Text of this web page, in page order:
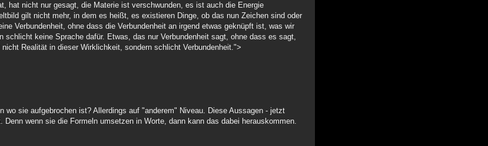
hat nicht nur gesagt, die Materie ist verschwunden, es ist auch die Energie
gilt nicht mehr, in dem es heißt, es existieren Dinge, ob das nun Zeichen sind oder
Verbundenheit, ohne dass die Verbundenheit an irgend etwas geknüpft ist, was wir
schlicht keine Sprache dafür. Etwas, das nur Verbundenheit sagt, ohne dass es sagt,
Realität in dieser Wirklichkeit, sondern schlicht Verbundenheit.">
sie aufgebrochen ist? Allerdings auf "anderem" Niveau. Diese Aussagen - jetzt
wenn sie die Formeln umsetzen in Worte, dann kann das dabei herauskommen.